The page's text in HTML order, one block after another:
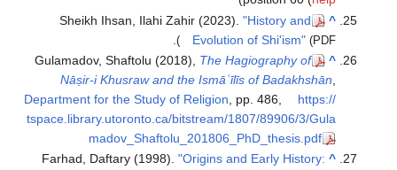
^
Sheikh Ihsan, Ilahi Zahir (2023)."History and
Evolution of Shi'ism" (PDF)
.
^
Gulamadov, Shaftolu (2018),The Hagiography of
Nāṣir-i Khusraw and the Ismāʿīlīs of Badakhshān
Department for the Study of Religion
, pp. 486
https://
tspace.library.utoronto.ca/bitstream/1807/89906/3/Gula
madov_Shaftolu_201806_PhD_thesis.pdf
^
Farhad, Daftary (1998)."Origins and Early History: